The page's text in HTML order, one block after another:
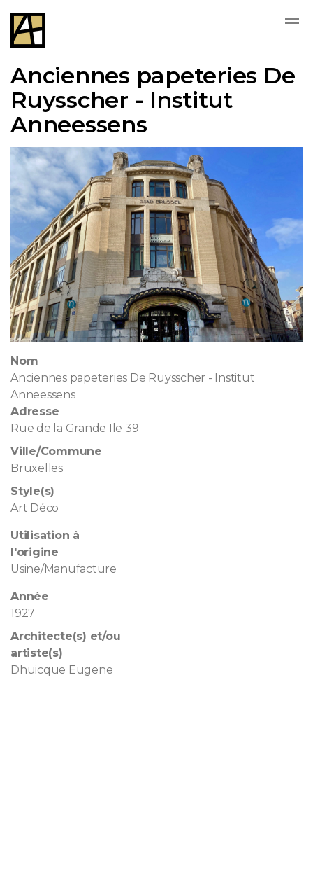
Anciennes papeteries De
Ruysscher - Institut
Anneessens
Nom
Anciennes papeteries De Ruysscher - Institut
Anneessens
Adresse
Rue de la Grande Ile 39
Ville/Commune
Bruxelles
Style(s)
Art Déco
Utilisation à
l'origine
Usine/Manufacture
Année
1927
Architecte(s) et/ou
artiste(s)
Dhuicque Eugene